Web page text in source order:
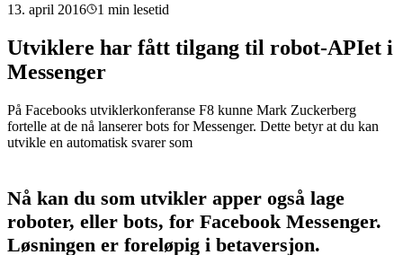
13. april 2016
1 min lesetid
Utviklere har fått tilgang til robot-APIet i
Messenger
På Facebooks utviklerkonferanse F8 kunne Mark Zuckerberg
fortelle at de nå lanserer bots for Messenger. Dette betyr at du kan
utvikle en automatisk svarer som
Nå kan du som utvikler apper også lage
roboter, eller bots, for Facebook Messenger.
Løsningen er foreløpig i betaversjon.